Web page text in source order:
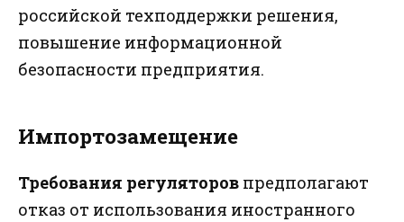
российской техподдержки решения,
повышение информационной
безопасности предприятия.
Импортозамещение
Требования регуляторов предполагают
отказ от использования иностранного